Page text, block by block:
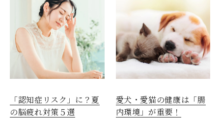
「認知症リスク」に？夏
の脳疲れ対策５選
愛犬・愛猫の健康は「腸
内環境」が重要！